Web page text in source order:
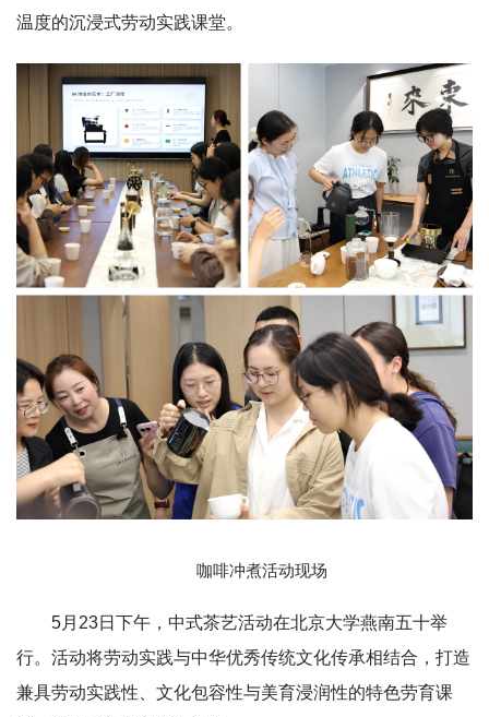
温度的沉浸式劳动实践课堂。
咖啡冲煮活动现场
5月23日下午，中式茶艺活动在北京大学燕南五十举
行。活动将劳动实践与中华优秀传统文化传承相结合，打造
兼具劳动实践性、文化包容性与美育浸润性的特色劳育课